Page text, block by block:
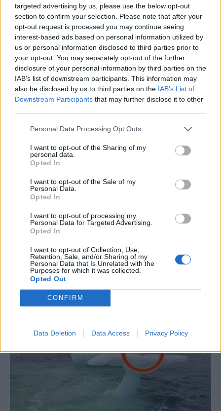
targeted advertising by us, please use the below opt-out
section to confirm your selection. Please note that after your
opt-out request is processed you may continue seeing
interest-based ads based on personal information utilized by
us or personal information disclosed to third parties prior to
your opt-out. You may separately opt-out of the further
disclosure of your personal information by third parties on the
IAB’s list of downstream participants. This information may
also be disclosed by us to third parties on the IAB’s List of
Downstream Participants that may further disclose it to other
Personal Data Processing Opt Outs
I want to opt-out of the Sharing of my
personal data.
Opted In
I want to opt-out of the Sale of my
Personal Data.
Opted In
I want to opt-out of processing my
Personal Data for Targeted Advertising.
Opted In
I want to opt-out of Collection, Use,
Retention, Sale, and/or Sharing of my
Personal Data that Is Unrelated with the
Purposes for which it was collected.
Opted Out
CONFIRM
Data Deletion Data Access Privacy Policy